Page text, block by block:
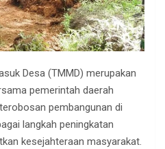
Desa (TMMD) merupakan
pemerintah daerah
pembangunan di
langkah peningkatan
kesejahteraan masyarakat.